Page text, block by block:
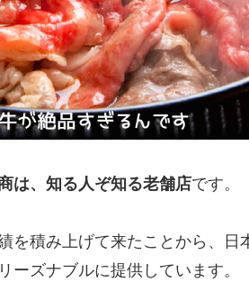
は、知る人ぞ知る老舗店です。
を積み上げて来たことから、
ーズナブルに提供しています。